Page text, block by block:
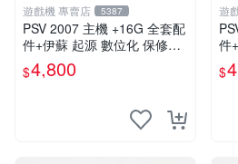
遊戲機 專賣店 5387
PSV 2007 主機 +16G 全套配
件+伊蘇 起源 數位化 保修一
年 品質有保障
$4,800
遊
件+
$